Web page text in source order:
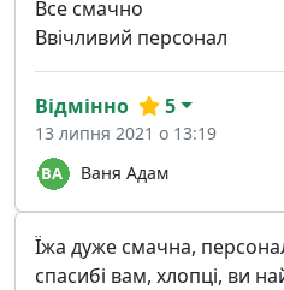
Все смачно
Ввічливий персонал
Ваня Адам
Відмінно 5
13 липня 2021 о 13:19
Їжа дуже смачна,
спасибі вам, хлопці, ви